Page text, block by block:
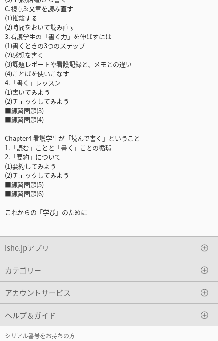
C.視点3:文章を読み直す
(1)推敲する
(2)時間をおいて読み直す
3.看護学生の「書く力」を伸ばすには
(1)書くときの3つのステップ
(2)感想を書く
(3)課題レポートや看護記録と、メモとの違い
(4)ことばを使いこなす
4.「書く」レッスン
(1)書いてみよう
(2)チェックしてみよう
■練習問題(3)
■練習問題(4)
Chapter4 看護学生が「読んで書く」ということ
1.「読む」ことと「書く」ことの循環
2.「要約」について
(1)要約してみよう
(2)チェックしてみよう
■練習問題(5)
■練習問題(6)
これからの「学び」のために
isho.jpアプリ
カテゴリー
アカウントサービス
ヘルプ＆ガイド
シリアル番号をお持ちの方